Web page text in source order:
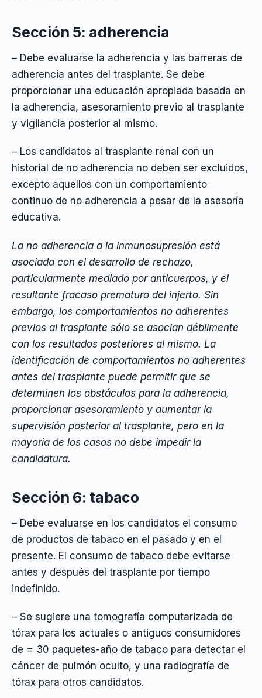
Sección 5: adherencia
– Debe evaluarse la adherencia y las barreras de
adherencia antes del trasplante. Se debe
proporcionar una educación apropiada basada en
la adherencia, asesoramiento previo al trasplante
y vigilancia posterior al mismo.
– Los candidatos al trasplante renal con un
historial de no adherencia no deben ser excluidos,
excepto aquellos con un comportamiento
continuo de no adherencia a pesar de la asesoría
educativa.
La no adherencia a la inmunosupresión está
asociada con el desarrollo de rechazo,
particularmente mediado por anticuerpos, y el
resultante fracaso prematuro del injerto. Sin
embargo, los comportamientos no adherentes
previos al trasplante sólo se asocian débilmente
con los resultados posteriores al mismo. La
identificación de comportamientos no adherentes
antes del trasplante puede permitir que se
determinen los obstáculos para la adherencia,
proporcionar asesoramiento y aumentar la
supervisión posterior al trasplante, pero en la
mayoría de los casos no debe impedir la
candidatura.
Sección 6: tabaco
– Debe evaluarse en los candidatos el consumo
de productos de tabaco en el pasado y en el
presente. El consumo de tabaco debe evitarse
antes y después del trasplante por tiempo
indefinido.
– Se sugiere una tomografía computarizada de
tórax para los actuales o antiguos consumidores
de = 30 paquetes-año de tabaco para detectar el
cáncer de pulmón oculto, y una radiografía de
tórax para otros candidatos.